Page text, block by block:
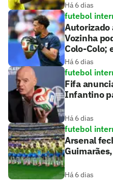
Há 6 dias
futebol
Autorizado
Vozinha
Colo-Colo;
Há 6 dias
futebol
Fifa
Infantino
Há 6 dias
futebol
Arsenal
Há 6 dias